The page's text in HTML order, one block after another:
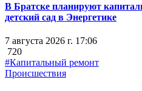
В Братске планируют
детский сад в Энергетике
7 августа 2026 г. 17:06
720
#Капитальный ремонт
Происшествия